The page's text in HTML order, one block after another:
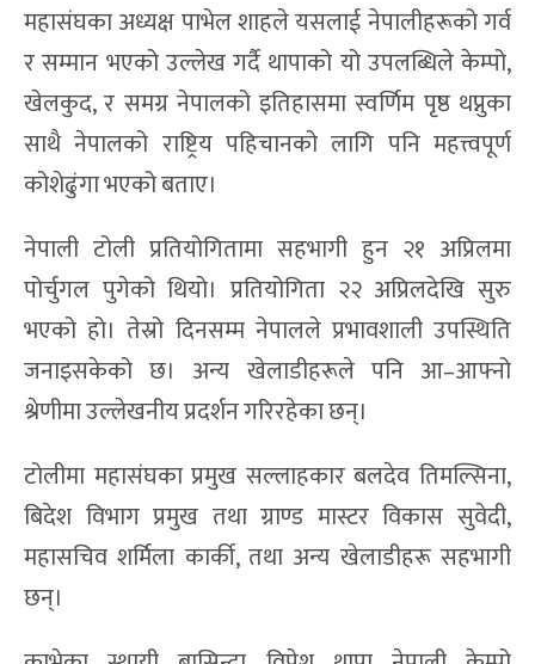
महासंघका अध्यक्ष पाभेल शाहले यसलाई नेपालीहरूको गर्व
र सम्मान भएको उल्लेख गर्दै थापाको यो उपलब्धिले केम्पो,
खेलकुद, र समग्र नेपालको इतिहासमा स्वर्णिम पृष्ठ थप्नुका
साथै नेपालको राष्ट्रिय पहिचानको लागि पनि महत्त्वपूर्ण
कोशेढुंगा भएको बताए।
नेपाली टोली प्रतियोगितामा सहभागी हुन २१ अप्रिलमा